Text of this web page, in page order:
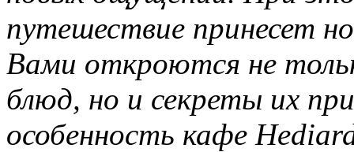
путешествие принесет
Вами откроются не
блюд, но и секреты их
особенность кафе